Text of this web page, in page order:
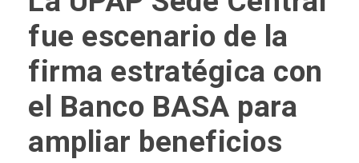
fue escenario de la
firma estratégica con
el Banco BASA para
ampliar beneficios